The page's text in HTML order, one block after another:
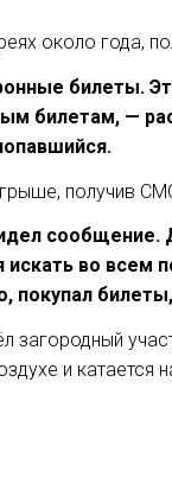
около года,
билеты.
билетам, —
получив
искать во
покупал
загородный
и катается